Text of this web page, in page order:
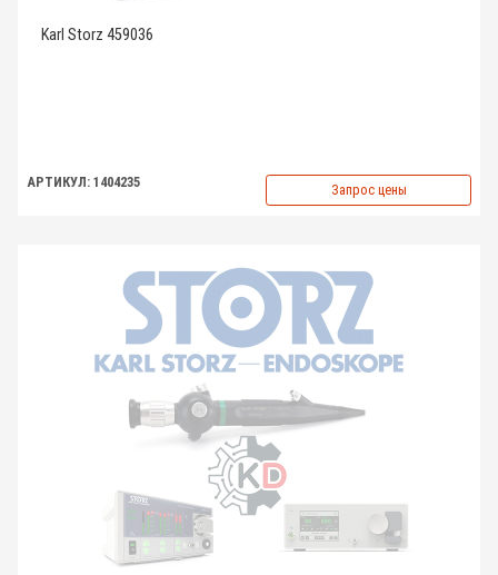
Karl Storz 459036
АРТИКУЛ: 1404235 Запрос цены